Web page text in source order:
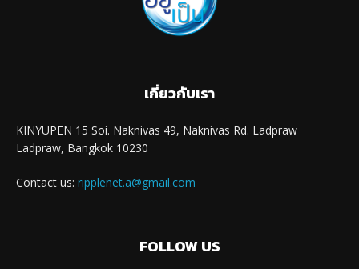
เกี่ยวกับเรา
KINYUPEN 15 Soi. Naknivas 49, Naknivas Rd. Ladpraw
Ladpraw, Bangkok 10230
Contact us: ripplenet.a@gmail.com
FOLLOW US